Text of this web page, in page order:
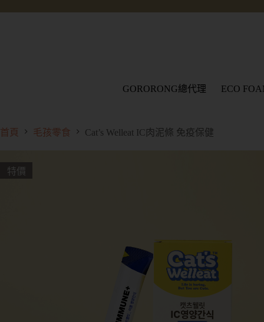
GORORONG總代理 ECO
首頁 毛孩零食 Cat’s Welleat IC肉泥條 免疫保健
特價